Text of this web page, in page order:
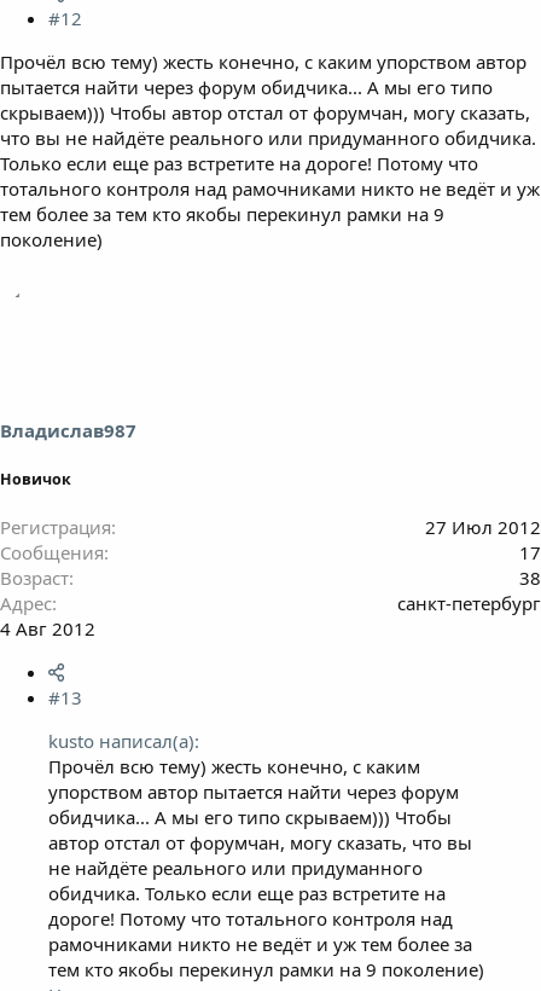
#12
Прочёл всю тему) жесть конечно, с каким упорством автор
пытается найти через форум обидчика... А мы его типо
скрываем))) Чтобы автор отстал от форумчан, могу сказать,
что вы не найдёте реального или придуманного обидчика.
Только если еще раз встретите на дороге! Потому что
тотального контроля над рамочниками никто не ведёт и уж
тем более за тем кто якобы перекинул рамки на 9
поколение)
Владислав987
Новичок
Регистрация
27 Июл 2012
Сообщения
17
Возраст
38
Адрес
санкт-петербург
4 Авг 2012
#13
kusto написал(а):
Прочёл всю тему) жесть конечно, с каким
упорством автор пытается найти через форум
обидчика... А мы его типо скрываем))) Чтобы
автор отстал от форумчан, могу сказать, что вы
не найдёте реального или придуманного
обидчика. Только если еще раз встретите на
дороге! Потому что тотального контроля над
рамочниками никто не ведёт и уж тем более за
тем кто якобы перекинул рамки на 9 поколение)